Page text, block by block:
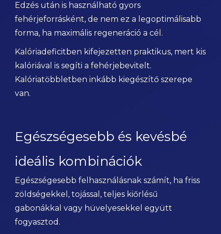
Edzés után is használható gyors
fehérjeforrásként, de nem ez a legoptimálisabb
forma, ha maximális regeneráció a cél.
Kalóriadeficitben kifejezetten praktikus, mert kis
kalóriával is segíti a fehérjebevitelt.
Kalóriatöbbletben inkább kiegészítő szerepe
van.
Egészségesebb és kevésbé
ideális kombinációk
Egészségesebb felhasználásnak számít, ha friss
zöldségekkel, tojással, teljes kiőrlésű
gabonákkal vagy hüvelyesekkel együtt
fogyasztod.